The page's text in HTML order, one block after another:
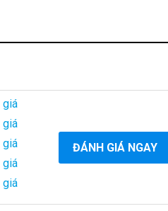
giá
giá
giá
giá
giá
ĐÁNH GIÁ NGAY